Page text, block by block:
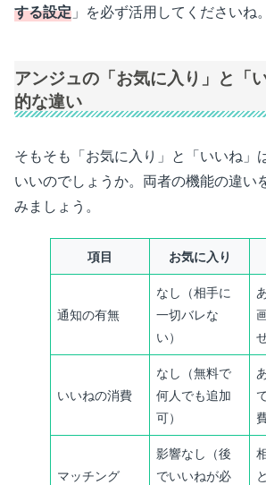
する設定 」を必ず活用してくださいね。
アンジュの「お気に入り」と「
的な違い
そもそも「お気に入り」と「いいね」
いいのでしょうか。両者の機能の違い
みましょう。
項目 お気に入り
通知の有無
なし（相手に
一切バレな
い）
いいねの消費
なし（無料で
何人でも追加
可）
マッチング
影響なし（後
でいいねが必